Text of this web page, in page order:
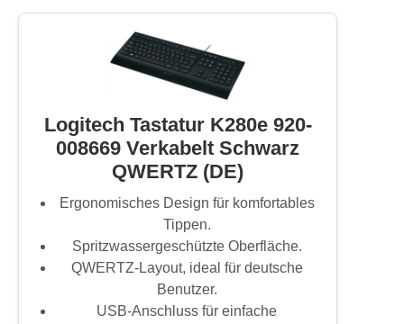
Logitech Tastatur K280e 920-
008669 Verkabelt Schwarz
QWERTZ (DE)
Ergonomisches Design für komfortables
Tippen.
Spritzwassergeschützte Oberfläche.
QWERTZ-Layout, ideal für deutsche
Benutzer.
USB-Anschluss für einfache